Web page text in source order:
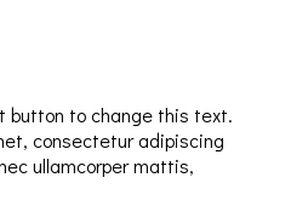
button to change this text.
consectetur adipiscing
ullamcorper mattis,